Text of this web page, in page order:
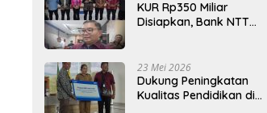
KUR Rp350 Miliar
Disiapkan, Bank NTT
23 Mei 2026
Dukung Peningkatan
Kualitas Pendidikan di